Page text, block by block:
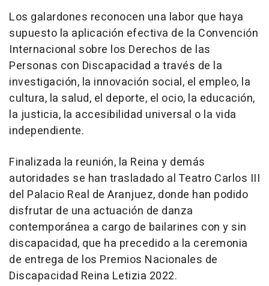
Los galardones reconocen una labor que haya
supuesto la aplicación efectiva de la Convención
Internacional sobre los Derechos de las
Personas con Discapacidad a través de la
investigación, la innovación social, el empleo, la
cultura, la salud, el deporte, el ocio, la educación,
la justicia, la accesibilidad universal o la vida
independiente.
Finalizada la reunión, la Reina y demás
autoridades se han trasladado al Teatro Carlos III
del Palacio Real de Aranjuez, donde han podido
disfrutar de una actuación de danza
contemporánea a cargo de bailarines con y sin
discapacidad, que ha precedido a la ceremonia
de entrega de los Premios Nacionales de
Discapacidad Reina Letizia 2022.